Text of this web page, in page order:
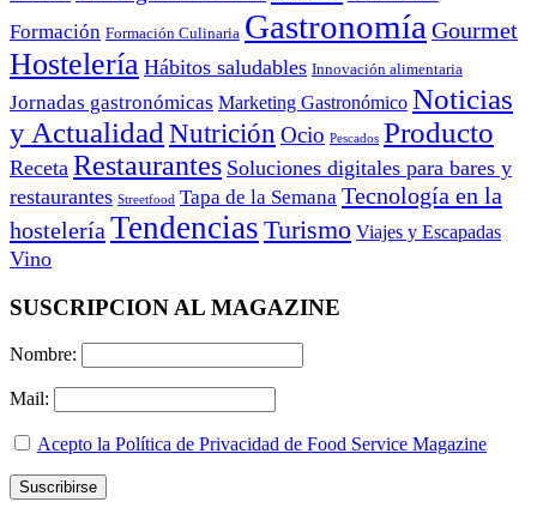
Formación Formación Culinaria Gastronomía Gourmet
Hostelería Hábitos saludables Innovación alimentaria
Jornadas gastronómicas Marketing Gastronómico Noticias
y Actualidad Nutrición Ocio Pescados Producto
Receta Restaurantes Soluciones digitales para bares y
restaurantes Streetfood Tapa de la Semana Tecnología en la
hostelería Tendencias Turismo Viajes y Escapadas
Vino
SUSCRIPCION AL MAGAZINE
Nombre:
Mail:
Acepto la Política de Privacidad de Food Service Magazine